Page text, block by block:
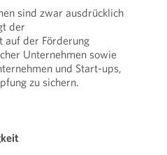
sind zwar ausdrücklich
der
auf der Förderung
Unternehmen sowie
und Start-ups,
zu sichern.